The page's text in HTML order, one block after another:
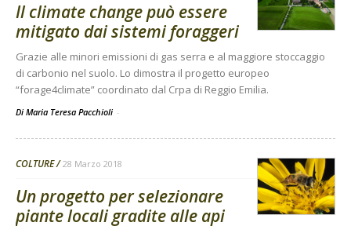
Il climate change può essere
mitigato dai sistemi foraggeri
Grazie alle minori emissioni di gas serra e al maggiore stoccaggio
di carbonio nel suolo. Lo dimostra il progetto europeo
“forage4climate” coordinato dal Crpa di Reggio Emilia.
Di Maria Teresa Pacchioli -
COLTURE 28 Marzo 2018
Un progetto per selezionare
piante locali gradite alle api